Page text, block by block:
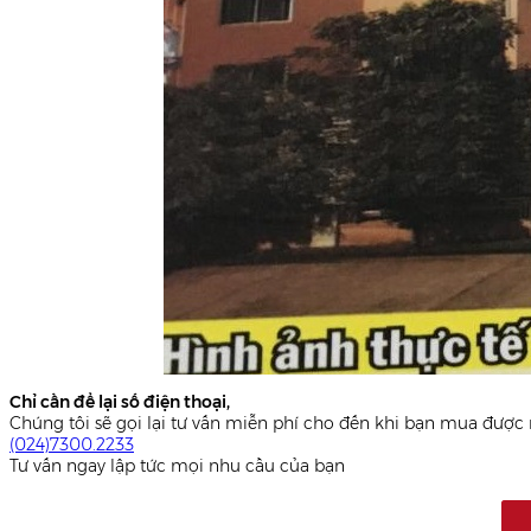
Chỉ cần để lại số điện thoại,
Chúng tôi sẽ gọi lại tư vấn miễn phí cho đến khi bạn mua được
(024)7300.2233
Tư vấn ngay lập tức mọi nhu cầu của bạn